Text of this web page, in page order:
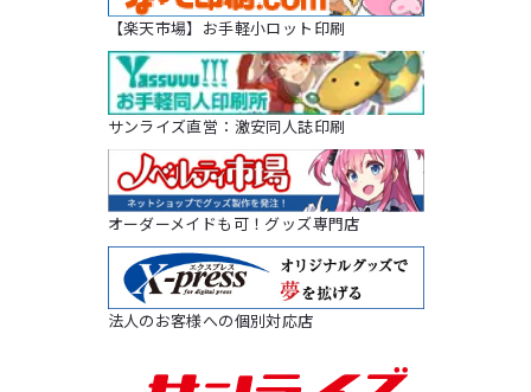
【楽天市場】お手軽小ロット印刷
サンライズ直営：激安同人誌印刷
オーダーメイドも可！グッズ専門店
法人のお客様への個別対応店